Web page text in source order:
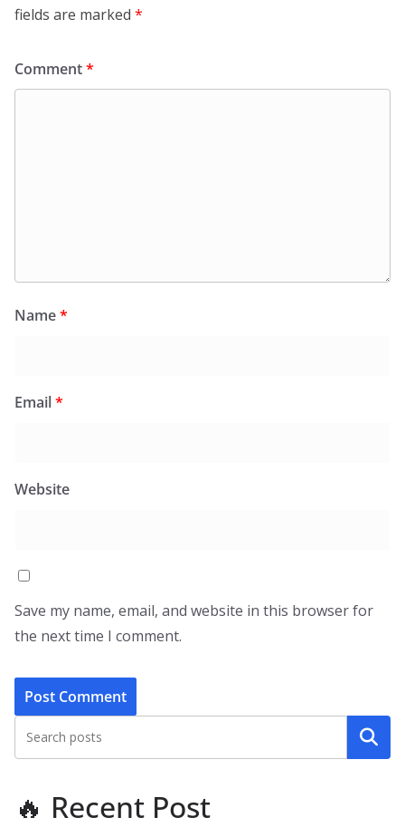
fields are marked *
Comment*
Name*
Email*
Website
Save my name, email, and website in this browser for
the next time I comment.
Search
🔥 Recent Post